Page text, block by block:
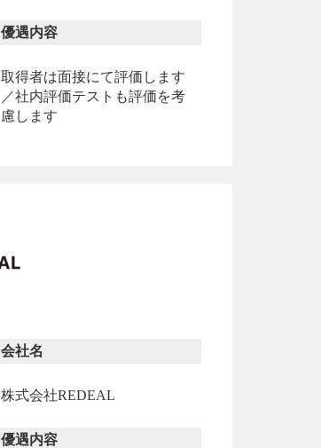
優遇内容
取得者は面接にて評価します
／社内評価テストも評価を考
慮します
会社名
株式会社REDEAL
優遇内容